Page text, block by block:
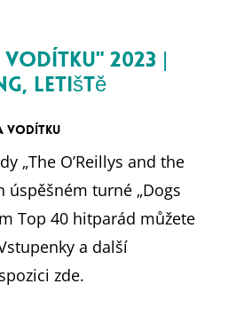
2023 |
Letiště
vodítku
„The O’Reillys and the
úspěšném turné „Dogs
Top 40 hitparád můžete
a další
zde.